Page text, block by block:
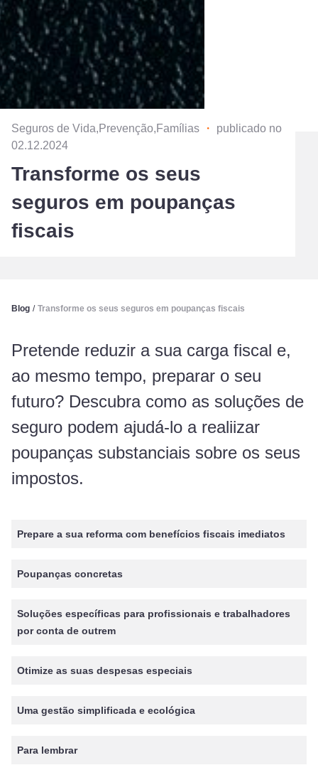
Seguros de Vida,Prevenção,Famílias ・ publicado no
02.12.2024
Transforme os seus
seguros em poupanças
fiscais
Blog / Transforme os seus seguros em poupanças fiscais
Pretende reduzir a sua carga fiscal e,
ao mesmo tempo, preparar o seu
futuro? Descubra como as soluções de
seguro podem ajudá-lo a realiizar
poupanças substanciais sobre os seus
impostos.
Prepare a sua reforma com benefícios fiscais imediatos
Poupanças concretas
Soluções específicas para profissionais e trabalhadores
por conta de outrem
Otimize as suas despesas especiais
Uma gestão simplificada e ecológica
Para lembrar